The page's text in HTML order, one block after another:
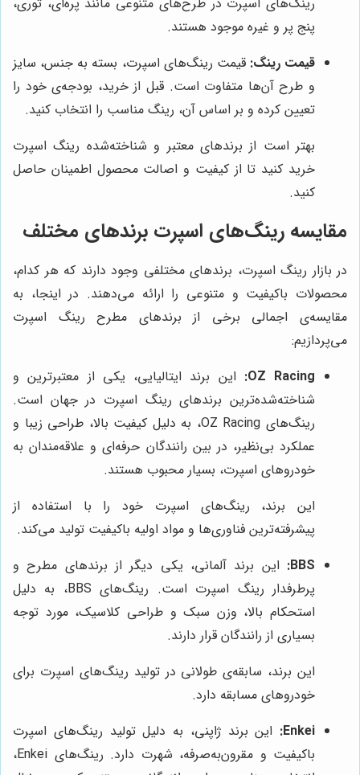
پنج پر و غیره موجود هستند.
قیمت رینگ: قیمت رینگ‌های اسپرت، بسته به جنس، سایز
و طرح آن‌ها متفاوت است. قبل از خرید، بودجه‌ی خود را
تعیین کرده و بر اساس آن، رینگ مناسب را انتخاب کنید.
بهتر است از برندهای معتبر و شناخته‌شده رینگ اسپرت
خرید کنید تا از کیفیت و اصالت محصول اطمینان حاصل
کنید.
مقایسه رینگ‌های اسپرت برندهای مختلف
در بازار رینگ اسپرت، برندهای مختلفی وجود دارند که هر کدام،
محصولات باکیفیت و متنوعی را ارائه می‌دهند. در اینجا، به
مقایسه‌ی اجمالی برخی از برندهای مطرح رینگ اسپرت
می‌پردازیم:
OZ Racing: این برند ایتالیایی، یکی از معتبرترین و
شناخته‌شده‌ترین برندهای رینگ اسپرت در جهان است.
رینگ‌های OZ Racing، به دلیل کیفیت بالا، طراحی زیبا و
عملکرد بی‌نظیر، در بین رانندگان حرفه‌ای و علاقه‌مندان به
خودروهای اسپرت، بسیار محبوب هستند.
این برند، رینگ‌های اسپرت خود را با استفاده از
پیشرفته‌ترین فناوری‌ها و مواد اولیه باکیفیت تولید می‌کند.
BBS: این برند آلمانی، یکی دیگر از برندهای مطرح و
پرطرفدار رینگ اسپرت است. رینگ‌های BBS، به دلیل
استحکام بالا، وزن سبک و طراحی کلاسیک، مورد توجه
بسیاری از رانندگان قرار دارند.
این برند، سابقه‌ی طولانی در تولید رینگ‌های اسپرت برای
خودروهای مسابقه دارد.
Enkei: این برند ژاپنی، به دلیل تولید رینگ‌های اسپرت
باکیفیت و مقرون‌به‌صرفه، شهرت دارد. رینگ‌های Enkei،